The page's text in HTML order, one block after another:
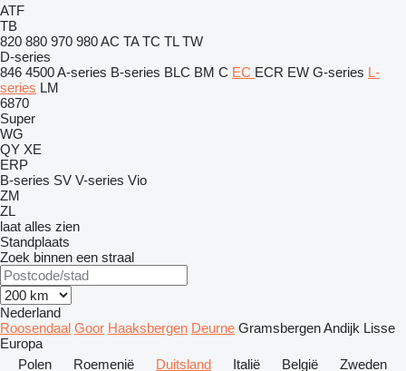
ATF
TB
820 880 970 980AC TA TC TL TW
D-series
846 4500A-series B-series BLC BM C EC ECR EW G-series L-
series LM
6870
Super
WG
QY XE
ERP
B-series SV V-series Vio
ZM
ZL
laat alles zien
Standplaats
Zoek binnen een straal
Nederland
Roosendaal Goor Haaksbergen Deurne GramsbergenAndijk Lisse
Europa
Polen
Roemenië Duitsland Italië België
Zweden